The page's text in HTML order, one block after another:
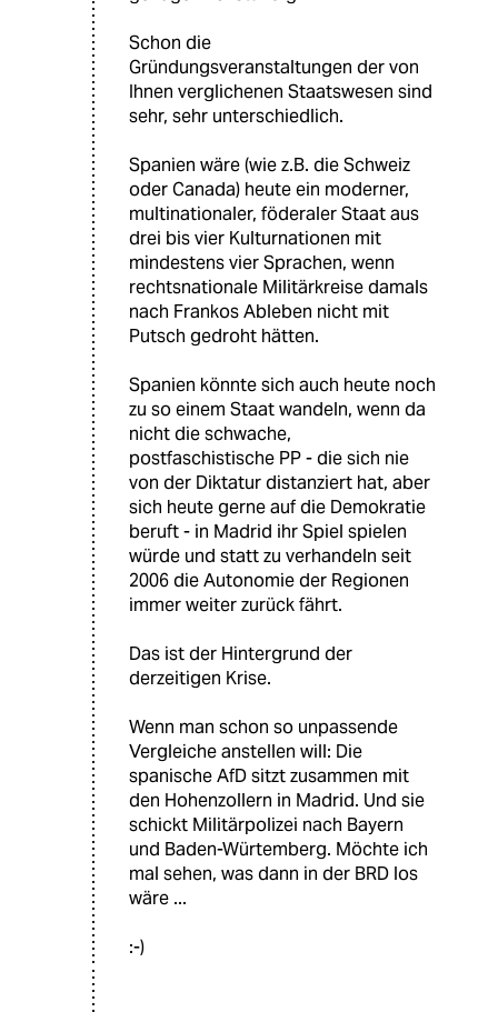
Schon die
Gründungsveranstaltungen der von
Ihnen verglichenen Staatswesen sind
sehr, sehr unterschiedlich.
Spanien wäre (wie z.B. die Schweiz
oder Canada) heute ein moderner,
multinationaler, föderaler Staat aus
drei bis vier Kulturnationen mit
mindestens vier Sprachen, wenn
rechtsnationale Militärkreise damals
nach Frankos Ableben nicht mit
Putsch gedroht hätten.
Spanien könnte sich auch heute noch
zu so einem Staat wandeln, wenn da
nicht die schwache,
postfaschistische PP - die sich nie
von der Diktatur distanziert hat, aber
sich heute gerne auf die Demokratie
beruft - in Madrid ihr Spiel spielen
würde und statt zu verhandeln seit
2006 die Autonomie der Regionen
immer weiter zurück fährt.
Das ist der Hintergrund der
derzeitigen Krise.
Wenn man schon so unpassende
Vergleiche anstellen will: Die
spanische AfD sitzt zusammen mit
den Hohenzollern in Madrid. Und sie
schickt Militärpolizei nach Bayern
und Baden-Würtemberg. Möchte ich
mal sehen, was dann in der BRD los
wäre ...
:-)